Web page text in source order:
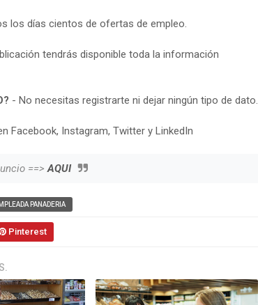
los días cientos de ofertas de empleo.
tendrás disponible toda la información
- No necesitas registrarte ni dejar ningún tipo de dato.
Facebook, Instagram, Twitter y LinkedIn
==>AQUI
PANADERIA
Pinterest